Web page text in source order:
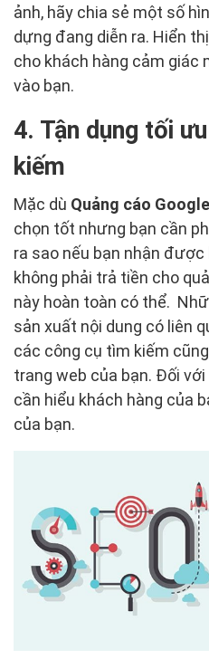
ảnh, hãy chia sẻ một số
dựng đang diễn ra. Hiển
cho khách hàng cảm giác
vào bạn.
4. Tận dụng tối
kiếm
Mặc dù Quảng cáo
chọn tốt nhưng bạn cần
ra sao nếu bạn nhận
không phải trả tiền cho
này hoàn toàn có thể.
sản xuất nội dung có liên
các công cụ tìm kiếm
trang web của bạn. Đối
cần hiểu khách hàng của
của bạn.